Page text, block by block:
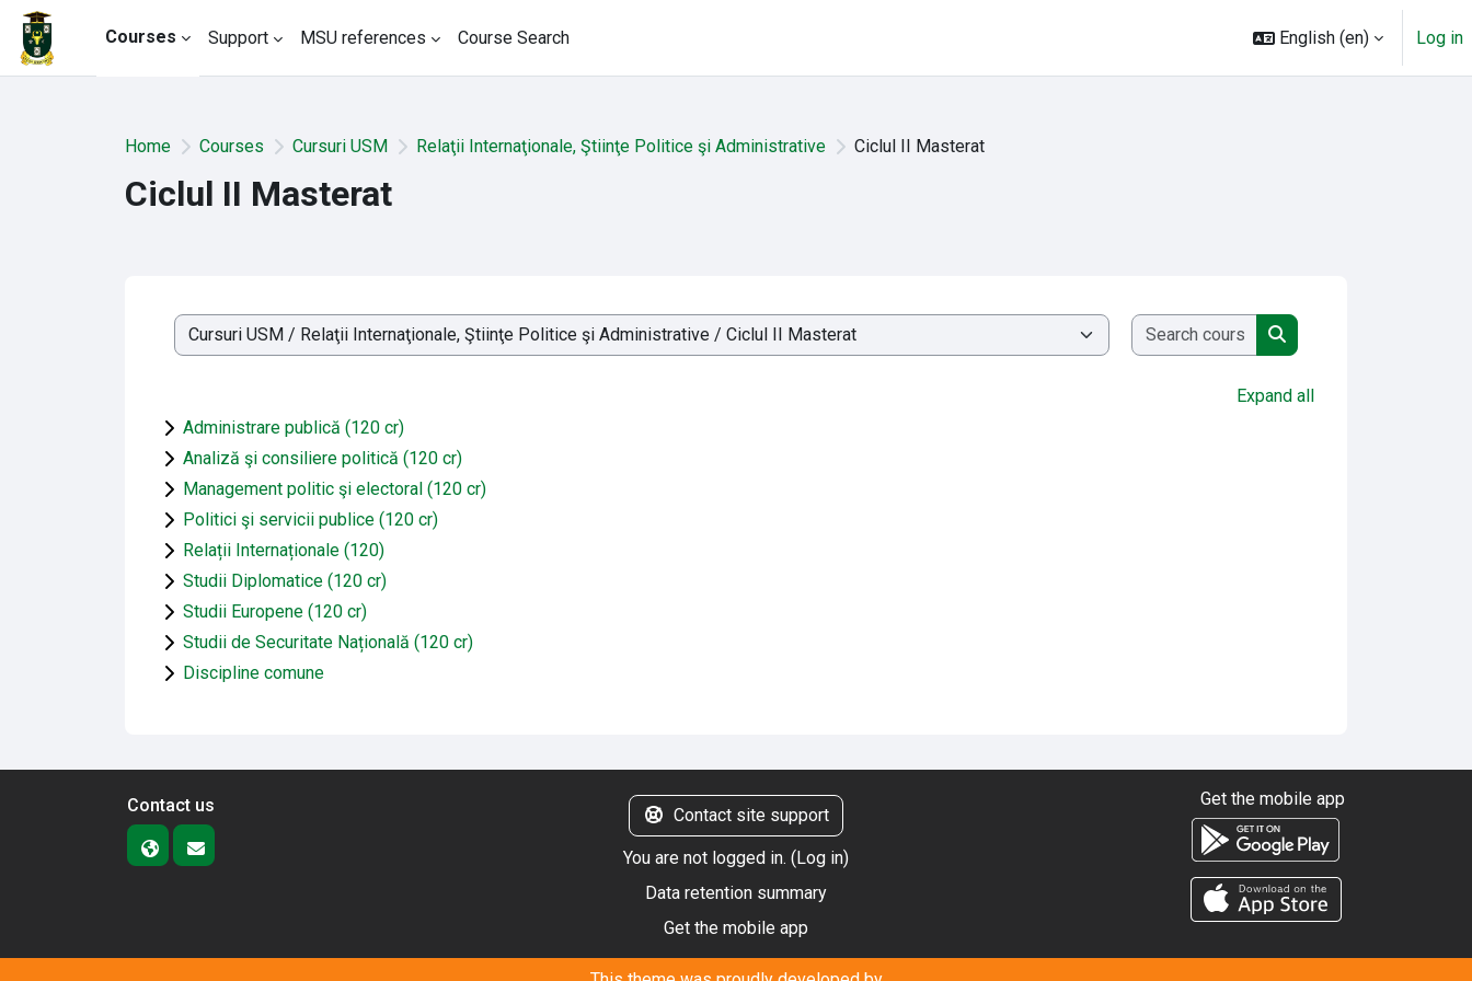
Skip to main content
Courses
Support MSU references Course Search English ‎(en)‎ Log in
Home Courses Cursuri USM Relaţii Internaţionale, Ştiinţe Politice şi Administrative Ciclul II Masterat
Ciclul II Masterat
Course categories
Search courses
Search courses
Expand all
Administrare publică (120 cr)
Analiză şi consiliere politică (120 cr)
Management politic şi electoral (120 cr)
Politici şi servicii publice (120 cr)
Relații Internaționale (120)
Studii Diplomatice (120 cr)
Studii Europene (120 cr)
Studii de Securitate Națională (120 cr)
Discipline comune
Contact us Contact site support
You are not logged in. (Log in)
Data retention summary
Get the mobile app
Get the mobile app